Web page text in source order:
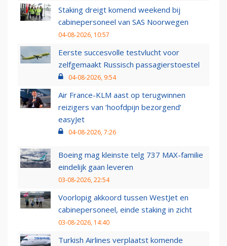
Staking dreigt komend weekend bij
cabinepersoneel van SAS Noorwegen
04-08-2026, 10:57
Eerste succesvolle testvlucht voor
zelfgemaakt Russisch passagierstoestel
04-08-2026, 9:54
Air France-KLM aast op terugwinnen
reizigers van ‘hoofdpijn bezorgend’
easyJet
04-08-2026, 7:26
Boeing mag kleinste telg 737 MAX-familie
eindelijk gaan leveren
03-08-2026, 22:54
Voorlopig akkoord tussen WestJet en
cabinepersoneel, einde staking in zicht
03-08-2026, 14:40
Turkish Airlines verplaatst komende